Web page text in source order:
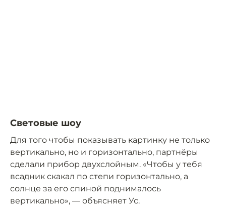
Cветовые шоу
Для того чтобы показывать картинку не только
вертикально, но и горизонтально, партнёры
сделали прибор двухслойным. «Чтобы у тебя
всадник скакал по степи горизонтально, а
солнце за его спиной поднималось
вертикально», — объясняет Ус.